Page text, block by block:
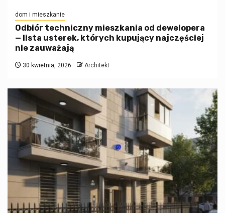
dom i mieszkanie
Odbiór techniczny mieszkania od dewelopera
— lista usterek, których kupujący najczęściej
nie zauważają
30 kwietnia, 2026 Architekt